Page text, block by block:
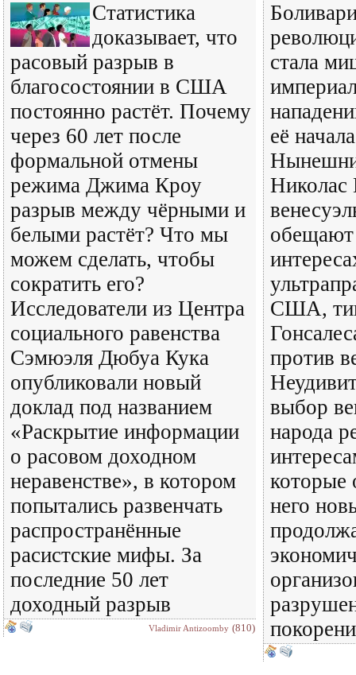
Статистика
доказывает, что
расовый разрыв в
благосостоянии в США
постоянно растёт. Почему
через 60 лет после
формальной отмены
режима Джима Кроу
разрыв между чёрными и
белыми растёт? Что мы
можем сделать, чтобы
сократить его?
Исследователи из Центра
социального равенства
Сэмюэля Дюбуа Кука
опубликовали новый
доклад под названием
«Раскрытие информации
о расовом доходном
неравенстве», в котором
попытались развенчать
распространённые
расистские мифы. За
последние 50 лет
доходный разрыв
Vladimir Antizoomby (810)
стала
её
Николас
обещают
США,
против
выбор
народа
которые
него